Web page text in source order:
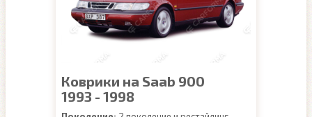
Коврики на Saab 900
1993 - 1998